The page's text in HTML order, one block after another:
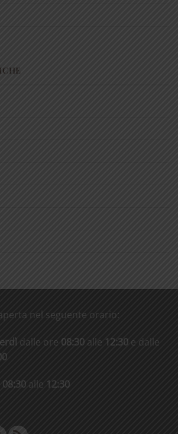
nel seguente orario:
dalle ore 08:30 alle 12:30 e dalle
08:30 alle 12:30